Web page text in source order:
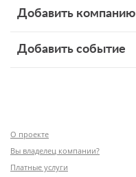
Добавить компанию
Добавить событие
О проекте
Вы владелец компании?
Платные услуги